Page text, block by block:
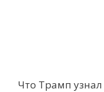
Что Трамп